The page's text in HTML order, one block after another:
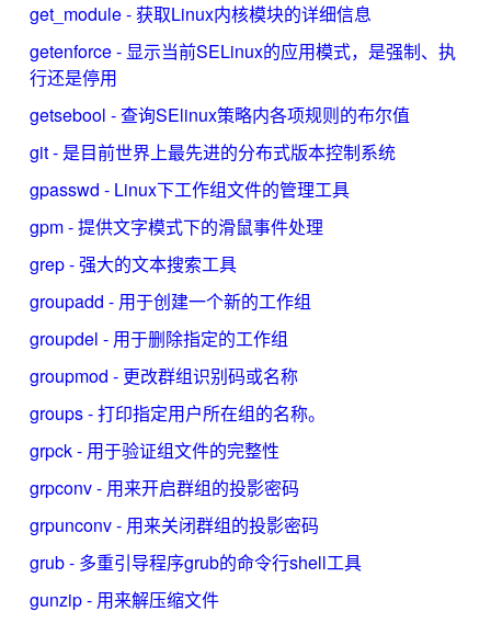
get_module - 获取Linux内核模块的详细信息
getenforce - 显示当前SELinux的应用模式，是强制、执
行还是停用
getsebool - 查询SElinux策略内各项规则的布尔值
git - 是目前世界上最先进的分布式版本控制系统
gpasswd - Linux下工作组文件的管理工具
gpm - 提供文字模式下的滑鼠事件处理
grep - 强大的文本搜索工具
groupadd - 用于创建一个新的工作组
groupdel - 用于删除指定的工作组
groupmod - 更改群组识别码或名称
groups - 打印指定用户所在组的名称。
grpck - 用于验证组文件的完整性
grpconv - 用来开启群组的投影密码
grpunconv - 用来关闭群组的投影密码
grub - 多重引导程序grub的命令行shell工具
gunzip - 用来解压缩文件